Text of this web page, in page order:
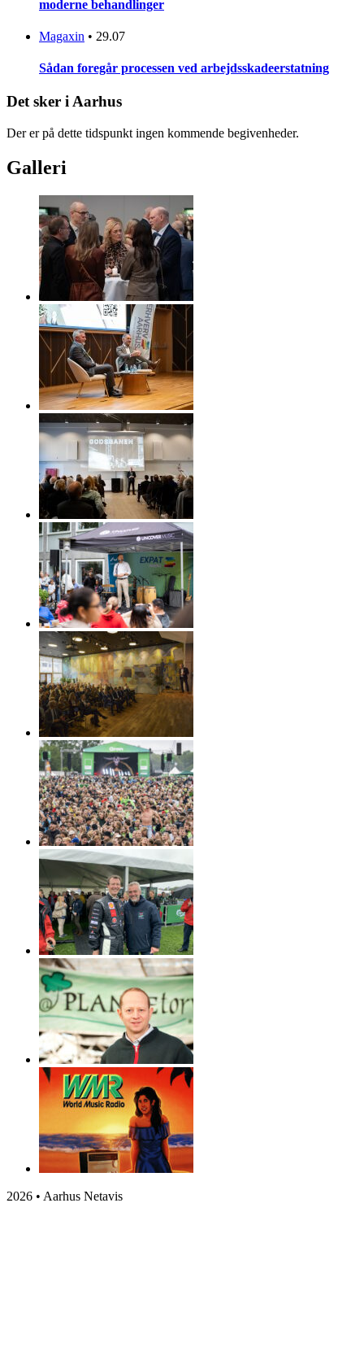
moderne behandlinger
Magaxin • 29.07
Sådan foregår processen ved arbejdsskadeerstatning
Det sker i Aarhus
Der er på dette tidspunkt ingen kommende begivenheder.
Galleri
2026 • Aarhus Netavis